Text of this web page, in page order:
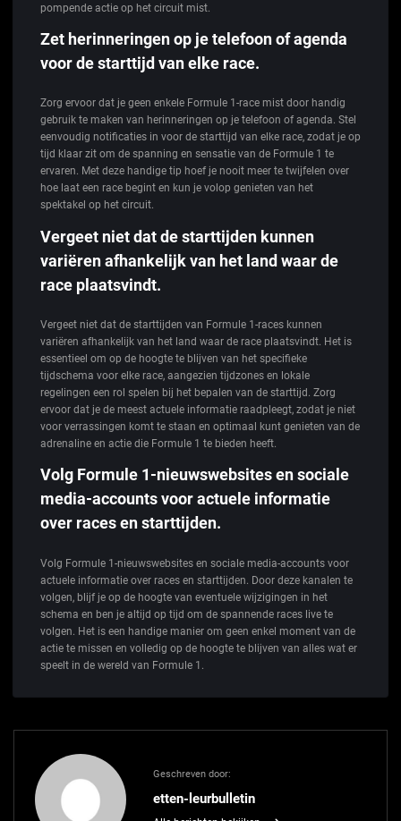
pompende actie op het circuit mist.
Zet herinneringen op je telefoon of agenda
voor de starttijd van elke race.
Zorg ervoor dat je geen enkele Formule 1-race mist door handig
gebruik te maken van herinneringen op je telefoon of agenda. Stel
eenvoudig notificaties in voor de starttijd van elke race, zodat je op
tijd klaar zit om de spanning en sensatie van de Formule 1 te
ervaren. Met deze handige tip hoef je nooit meer te twijfelen over
hoe laat een race begint en kun je volop genieten van het
spektakel op het circuit.
Vergeet niet dat de starttijden kunnen
variëren afhankelijk van het land waar de
race plaatsvindt.
Vergeet niet dat de starttijden van Formule 1-races kunnen
variëren afhankelijk van het land waar de race plaatsvindt. Het is
essentieel om op de hoogte te blijven van het specifieke
tijdschema voor elke race, aangezien tijdzones en lokale
regelingen een rol spelen bij het bepalen van de starttijd. Zorg
ervoor dat je de meest actuele informatie raadpleegt, zodat je niet
voor verrassingen komt te staan en optimaal kunt genieten van de
adrenaline en actie die Formule 1 te bieden heeft.
Volg Formule 1-nieuwswebsites en sociale
media-accounts voor actuele informatie
over races en starttijden.
Volg Formule 1-nieuwswebsites en sociale media-accounts voor
actuele informatie over races en starttijden. Door deze kanalen te
volgen, blijf je op de hoogte van eventuele wijzigingen in het
schema en ben je altijd op tijd om de spannende races live te
volgen. Het is een handige manier om geen enkel moment van de
actie te missen en volledig op de hoogte te blijven van alles wat er
speelt in de wereld van Formule 1.
Geschreven door:
etten-leurbulletin